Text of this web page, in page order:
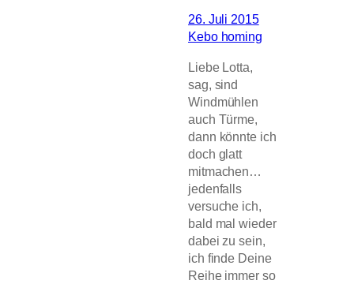
26. Juli 2015
Kebo homing
Liebe Lotta,
sag, sind
Windmühlen
auch Türme,
dann könnte ich
doch glatt
mitmachen…
jedenfalls
versuche ich,
bald mal wieder
dabei zu sein,
ich finde Deine
Reihe immer so